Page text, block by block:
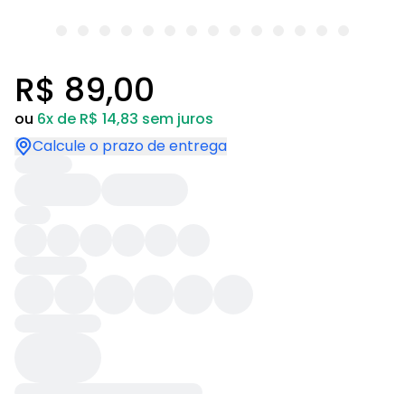
R$ 89,00
ou 6x de R$ 14,83 sem juros
Calcule o prazo de entrega